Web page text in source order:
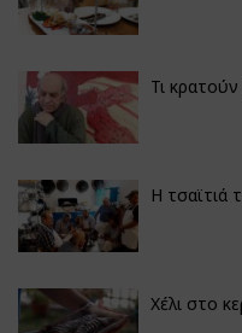
Τι
Η τσαϊτιά
Χέλι στο